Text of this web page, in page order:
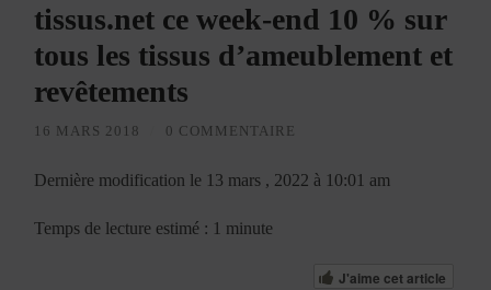
mobile
tissus.net ce week-end 10 % sur
tous les tissus d’ameublement et
revêtements
16 MARS 2018 0 COMMENTAIRE
Dernière modification le 13 mars , 2022 à 10:01 am
Temps de lecture estimé : 1 minute
J'aime cet article